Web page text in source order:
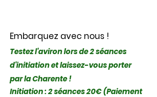
Embarquez avec nous !
Testez l'aviron lors de 2 séances
d'initiation et laissez-vous porter
par la Charente !
Initiation : 2 séances 20€ (Paiement